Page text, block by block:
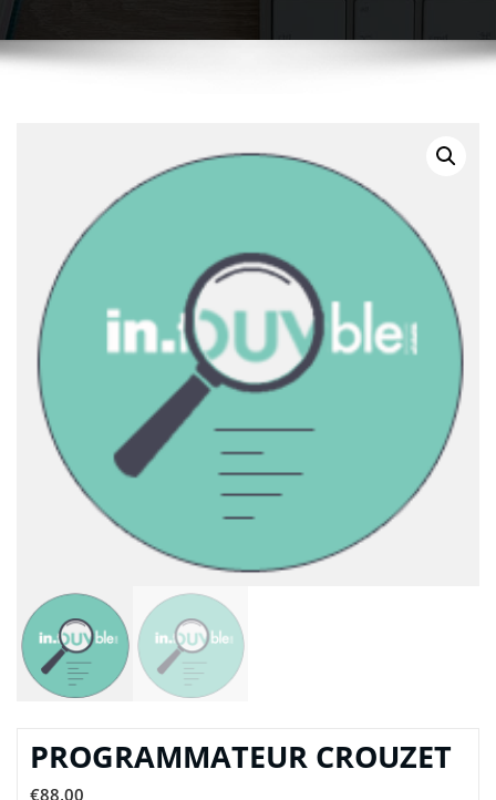
PROGRAMMATEUR CROUZET
€88,00